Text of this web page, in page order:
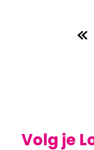
Volg je